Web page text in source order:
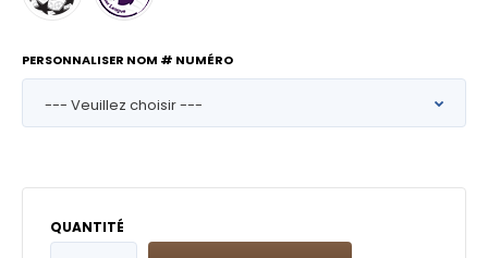
PERSONNALISER NOM # NUMÉRO
QUANTITÉ